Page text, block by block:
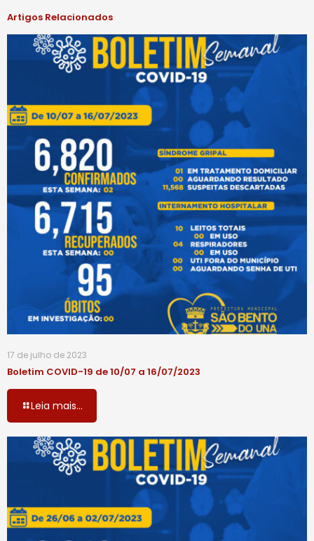
Artigos Relacionados
17 de julho de 2023
Boletim COVID-19 de 10/07 a 16/07/2023
Leia mais...